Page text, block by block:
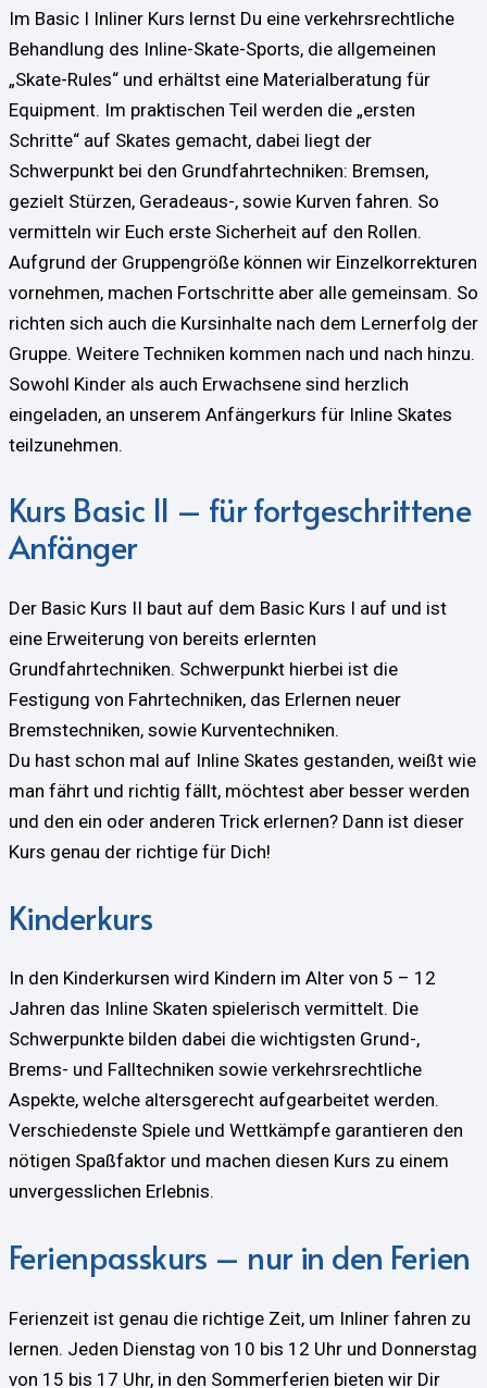
Im Basic I Inliner Kurs lernst Du eine verkehrsrechtliche
Behandlung des Inline-Skate-Sports, die allgemeinen
„Skate-Rules“ und erhältst eine Materialberatung für
Equipment. Im praktischen Teil werden die „ersten
Schritte“ auf Skates gemacht, dabei liegt der
Schwerpunkt bei den Grundfahrtechniken: Bremsen,
gezielt Stürzen, Geradeaus-, sowie Kurven fahren. So
vermitteln wir Euch erste Sicherheit auf den Rollen.
Aufgrund der Gruppengröße können wir Einzelkorrekturen
vornehmen, machen Fortschritte aber alle gemeinsam. So
richten sich auch die Kursinhalte nach dem Lernerfolg der
Gruppe. Weitere Techniken kommen nach und nach hinzu.
Sowohl Kinder als auch Erwachsene sind herzlich
eingeladen, an unserem Anfängerkurs für Inline Skates
teilzunehmen.
Kurs Basic II – für fortgeschrittene
Anfänger
Der Basic Kurs II baut auf dem Basic Kurs I auf und ist
eine Erweiterung von bereits erlernten
Grundfahrtechniken. Schwerpunkt hierbei ist die
Festigung von Fahrtechniken, das Erlernen neuer
Bremstechniken, sowie Kurventechniken.
Du hast schon mal auf Inline Skates gestanden, weißt wie
man fährt und richtig fällt, möchtest aber besser werden
und den ein oder anderen Trick erlernen? Dann ist dieser
Kurs genau der richtige für Dich!
Kinderkurs
In den Kinderkursen wird Kindern im Alter von 5 – 12
Jahren das Inline Skaten spielerisch vermittelt. Die
Schwerpunkte bilden dabei die wichtigsten Grund-,
Brems- und Falltechniken sowie verkehrsrechtliche
Aspekte, welche altersgerecht aufgearbeitet werden.
Verschiedenste Spiele und Wettkämpfe garantieren den
nötigen Spaßfaktor und machen diesen Kurs zu einem
unvergesslichen Erlebnis.
Ferienpasskurs – nur in den Ferien
Ferienzeit ist genau die richtige Zeit, um Inliner fahren zu
lernen. Jeden Dienstag von 10 bis 12 Uhr und Donnerstag
von 15 bis 17 Uhr, in den Sommerferien bieten wir Dir